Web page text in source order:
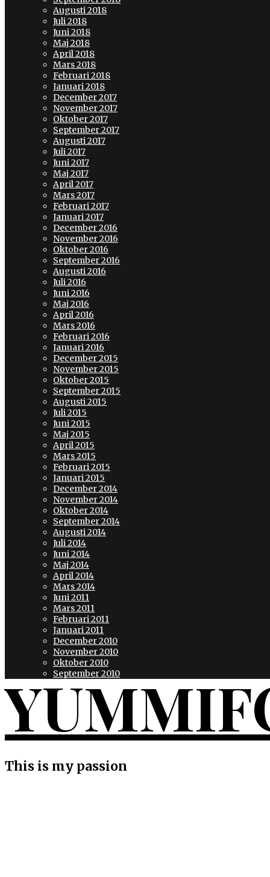
Augusti 2018
Juli 2018
Juni 2018
Maj 2018
April 2018
Mars 2018
Februari 2018
Januari 2018
December 2017
November 2017
Oktober 2017
September 2017
Augusti 2017
Juli 2017
Juni 2017
Maj 2017
April 2017
Mars 2017
Februari 2017
Januari 2017
December 2016
November 2016
Oktober 2016
September 2016
Augusti 2016
Juli 2016
Juni 2016
Maj 2016
April 2016
Mars 2016
Februari 2016
Januari 2016
December 2015
November 2015
Oktober 2015
September 2015
Augusti 2015
Juli 2015
Juni 2015
Maj 2015
April 2015
Mars 2015
Februari 2015
Januari 2015
December 2014
November 2014
Oktober 2014
September 2014
Augusti 2014
Juli 2014
Juni 2014
Maj 2014
April 2014
Mars 2014
Juni 2011
Mars 2011
Februari 2011
Januari 2011
December 2010
November 2010
Oktober 2010
September 2010
This is my passion